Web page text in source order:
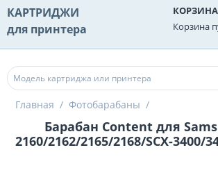
КАРТРИДЖИ
для принтера
КОРЗИНА
Корзина
Главная / Фотобарабаны /
Барабан Content для
2160/2162/2165/2168/SCX-3400/